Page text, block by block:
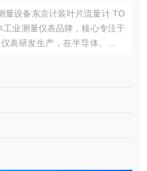
量设备东京计装叶片流量计 TO
工业测量仪表品牌，核心专注于
表研发生产，在半导体、海洋
流量计、超声波流量计、孔板
体行业的专用流量计（一次性